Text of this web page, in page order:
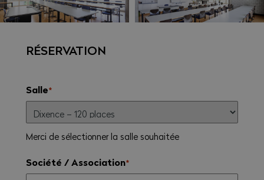
RÉSERVATION
Salle*
Merci de sélectionner la salle souhaitée
Société / Association*